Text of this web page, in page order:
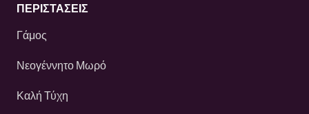
ΠΕΡΙΣΤΆΣΕΙΣ
Γάμος
Νεογέννητο Μωρό
Καλή Τύχη